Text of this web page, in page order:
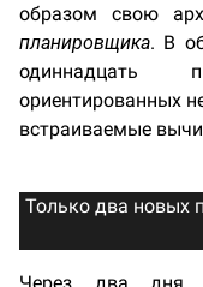
образом свою
планировщика. В
одиннадцать
ориентированных
встраиваемые
Только два новых
Через два дня